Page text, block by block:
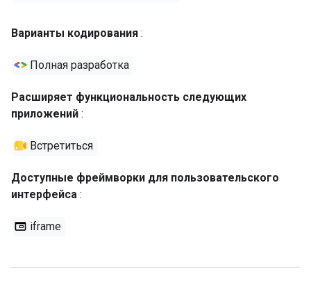
Варианты кодирования :
Полная разработка
Расширяет функциональность следующих
приложений :
Встретиться
Доступные фреймворки для пользовательского
интерфейса :
iframe